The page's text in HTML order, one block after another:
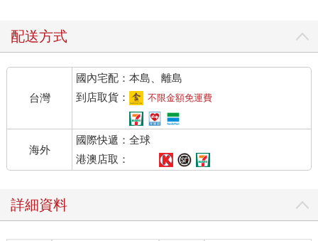
配送方式
台灣
國內宅配：本島、離島
到店取貨：
不限金額免運費
海外
國際快遞：全球
港澳店取：
詳細資料